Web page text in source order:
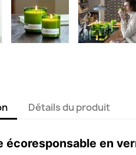
Détails du produit
écoresponsable en